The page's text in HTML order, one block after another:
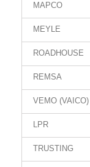
MAPCO
MEYLE
ROADHOUSE
REMSA
VEMO (VAICO)
LPR
TRUSTING